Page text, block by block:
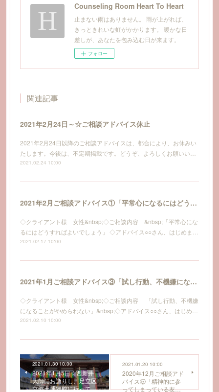
Counseling Room Heart To Heart
止まない雨はありません。 雨が上がれば、
きっときれいな虹がかかります。 暖かな日
差しが、あなたを包み込む日が来ます。
フォロー
関連記事
2021年2月24日～☆ご相談アドバイス休止
2021年2月24日以降のご相談アドバイスは、都合により、お休みい
たします。今後は、不定期掲載です。どうぞ、よろしくお願いい…
2021.02.24 10:00
2021年2月ご相談アドバイス①「平常心になるにはどうすればよいでしょう…」
◇クライアント様 女性&nbsp;◇ご相談内容 &nbsp;「平常心にな
るにはどうすればよいでしょう」 ◇アドバイス○○さん、はじめま…
2021.02.17 10:00
2021年1月ご相談アドバイス③「試し行動、不機嫌になることがやめられない」
◇クライアント様 女性&nbsp;◇ご相談内容 「試し行動、不機嫌
になることがやめられない」&nbsp;◇アドバイス○○さん、はじめ…
2021.02.10 10:00
2021.01.30 10:00
2021年1月5日☆西新井
大師にお詣りし、足立区
立郷土博物館に行って…
2021.01.20 10:00
2020年12月ご相談アド
バイス⑤「精神的に参
ってしまっている友…